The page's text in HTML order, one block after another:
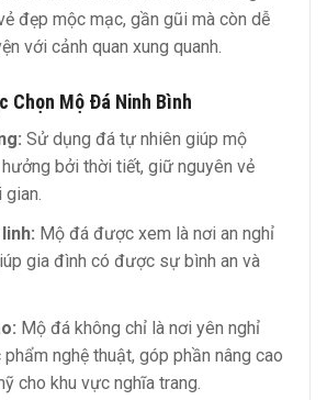
đẹp mộc mạc, gần gũi mà còn dễ
với cảnh quan xung quanh.
Chọn Mộ Đá Ninh Bình
Sử dụng đá tự nhiên giúp mộ
bởi thời tiết, giữ nguyên vẻ
Mộ đá được xem là nơi an nghỉ
gia đình có được sự bình an và
Mộ đá không chỉ là nơi yên nghỉ
nghệ thuật, góp phần nâng cao
cho khu vực nghĩa trang.